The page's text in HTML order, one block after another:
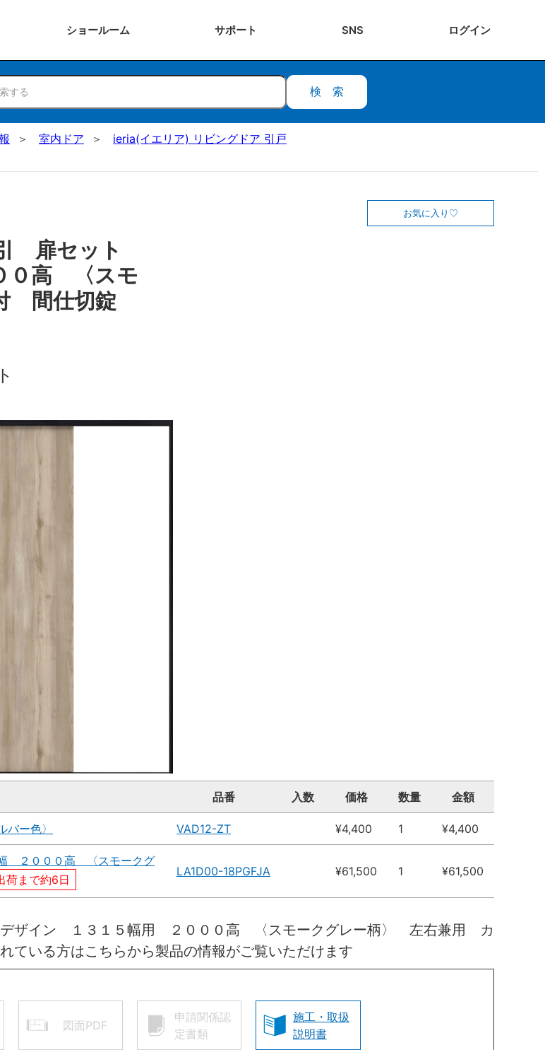
ショールーム サポート SNS ログイン
検索
室内ドア
ieria(イエリア) リビングドア 引戸
扉セット
０高 〈スモ
間仕切錠
お気に入り
品番 入数 価格 数量 金額
ー色〉 VAD12-ZT ¥4,400 1 ¥4,400
２０００高 〈スモークグ
荷まで約6日
LA1D00-18PGFJA ¥61,500 1 ¥61,500
ザイン １３１５幅用 ２０００高 〈スモークグレー柄〉 左右兼用 カ
いる方はこちらから製品の情報がご覧いただけます
図面PDF
申請関係認
定書類
施工・取扱
説明書